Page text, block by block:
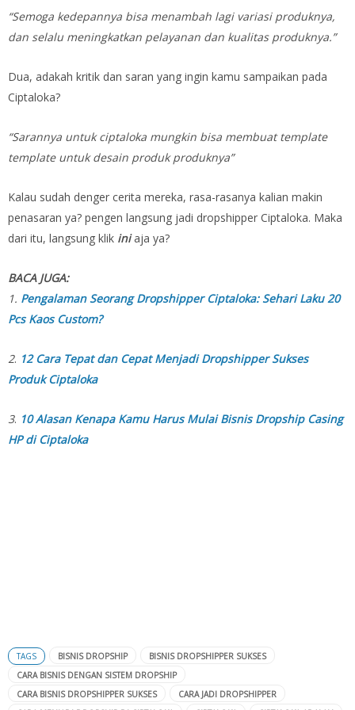
“Semoga kedepannya bisa menambah lagi variasi produknya,
dan selalu meningkatkan pelayanan dan kualitas produknya.”
Dua, adakah kritik dan saran yang ingin kamu sampaikan pada
Ciptaloka?
“Sarannya untuk ciptaloka mungkin bisa membuat template
template untuk desain produk produknya”
Kalau sudah denger cerita mereka, rasa-rasanya kalian makin
penasaran ya? pengen langsung jadi dropshipper Ciptaloka. Maka
dari itu, langsung klik iniaja ya?
BACA JUGA:
1. Pengalaman Seorang Dropshipper Ciptaloka: Sehari Laku 20
Pcs Kaos Custom?
2. 12 Cara Tepat dan Cepat Menjadi Dropshipper Sukses
Produk Ciptaloka
3. 10 Alasan Kenapa Kamu Harus Mulai Bisnis Dropship Casing
HP di Ciptaloka
TAGS BISNIS DROPSHIP
BISNIS DROPSHIPPER SUKSES
CARA BISNIS DENGAN SISTEM DROPSHIP
CARA BISNIS DROPSHIPPER SUKSES
CARA JADI DROPSHIPPER